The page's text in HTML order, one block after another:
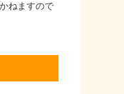
ねますので